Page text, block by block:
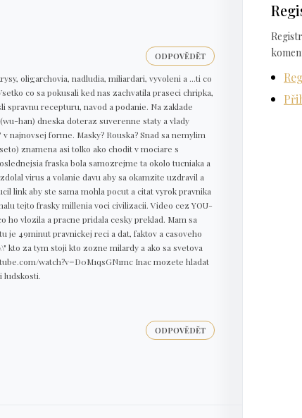
oligarchovia, nadludia, miliardari, vyvoleni a ...ti co
co sa pokusali ked nas zachvatila praseci chripka,
spravnu recepturu, navod a podanie. Na zaklade
han) dneska doteraz suverenne staty a vlady
najnovsej forme. Masky? Rouska? Snad sa nemylim
znamena asi tolko ako chodit v mociare s
fraska bola samozrejme ta okolo tucniaka a
virus a volanie davu aby sa okamzite uzdravil a
link aby ste sama mohla pocut a citat vyrok pravnika
tejto frasky millenia voci civilizacii. Video cez YOU-
ho vlozila a pracne pridala cesky preklad. Mam sa
je 49minut pravnickej reci a dat, faktov a casoveho
kto za tym stoji kto zozne milardy a ako sa svetova
watch?v=D0M1qsGN1mc Inac mozete hladat
ludskosti.
ODPOVĚDĚT
ODPOVĚDĚT